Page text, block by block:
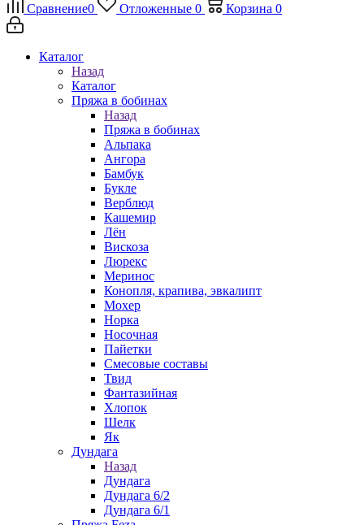
Сравнение0 Отложенные 0 Корзина 0
Каталог
Назад
Каталог
Пряжа в бобинах
Назад
Пряжа в бобинах
Альпака
Ангора
Бамбук
Букле
Верблюд
Кашемир
Лён
Вискоза
Люрекс
Меринос
Конопля, крапива, эвкалипт
Мохер
Норка
Носочная
Пайетки
Смесовые составы
Твид
Фантазийная
Хлопок
Шелк
Як
Дундага
Назад
Дундага
Дундага 6/2
Дундага 6/1